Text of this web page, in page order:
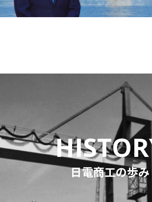
日電商工の歩み